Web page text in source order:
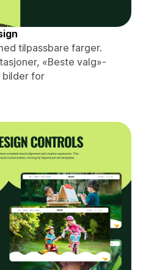
tilpassbare farger.
«Beste valg»-
bilder for